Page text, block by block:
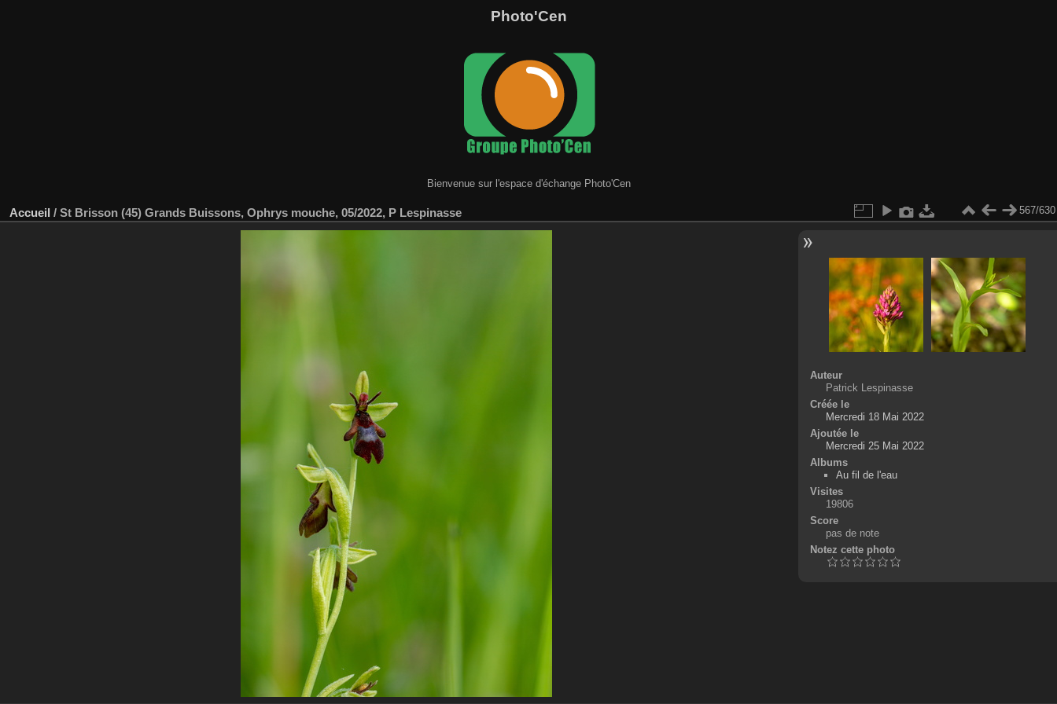
Photo'Cen
Bienvenue sur l'espace d'échange Photo'Cen
Accueil / St Brisson (45) Grands Buissons, Ophrys mouche, 05/2022, P Lespinasse 567/630
Auteur
Patrick Lespinasse
Créée le
Mercredi 18 Mai 2022
Ajoutée le
Mercredi 25 Mai 2022
Albums
Au fil de l'eau
Visites
19806
Score
pas de note
Notez cette photo